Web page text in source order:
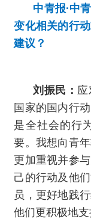
中青报·中
变化相关的行
建议？
刘振民： 应
国家的国内行
是全社会的行
要。我想向青
更加重视并参
己的行动及他
员，更好地践
他们更积极地支